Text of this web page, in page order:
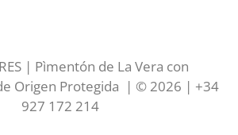
| Pìmentón de La Vera con
Origen Protegida | © 2026 | +34
927 172 214